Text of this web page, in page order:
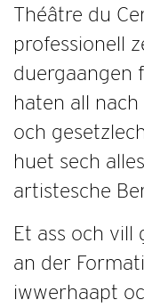
Théâtre du
professionell
duergaangen
haten all
och
huet sech
artistesche
Et ass och vill
an der
iwwerhaapt